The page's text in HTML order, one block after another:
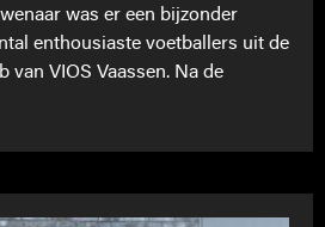
was er een bijzonder
enthousiaste voetballers uit de
van VIOS Vaassen. Na de